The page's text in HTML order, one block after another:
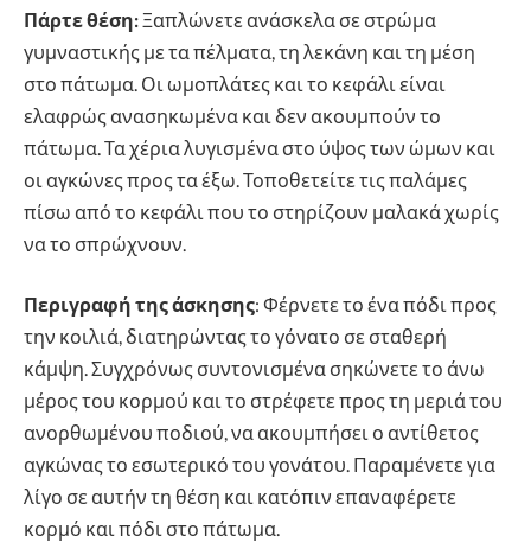
Πάρτε θέση:Ξαπλώνετε ανάσκελα σε στρώμα
γυμναστικής με τα πέλματα, τη λεκάνη και τη μέση
στο πάτωμα. Οι ωμοπλάτες και το κεφάλι είναι
ελαφρώς ανασηκωμένα και δεν ακουμπούν το
πάτωμα. Τα χέρια λυγισμένα στο ύψος των ώμων και
οι αγκώνες προς τα έξω. Τοποθετείτε τις παλάμες
πίσω από το κεφάλι που το στηρίζουν μαλακά χωρίς
να το σπρώχνουν.
Περιγραφή της άσκησης: Φέρνετε το ένα πόδι προς
την κοιλιά, διατηρώντας το γόνατο σε σταθερή
κάμψη. Συγχρόνως συντονισμένα σηκώνετε το άνω
μέρος του κορμού και το στρέφετε προς τη μεριά του
ανορθωμένου ποδιού, να ακουμπήσει ο αντίθετος
αγκώνας το εσωτερικό του γονάτου. Παραμένετε για
λίγο σε αυτήν τη θέση και κατόπιν επαναφέρετε
κορμό και πόδι στο πάτωμα.